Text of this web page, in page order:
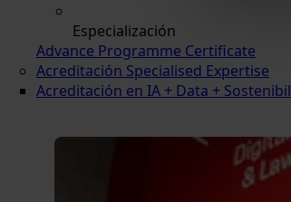
Especialización
Advance Programme Certificate
Acreditación Specialised Expertise
Acreditación en IA + Data +